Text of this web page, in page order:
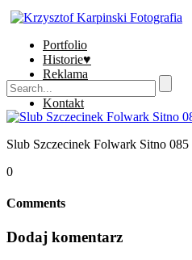
Portfolio
Historie♥
Reklama
Sklep
Kontakt
Slub Szczecinek Folwark Sitno 085
0
Comments
Dodaj komentarz